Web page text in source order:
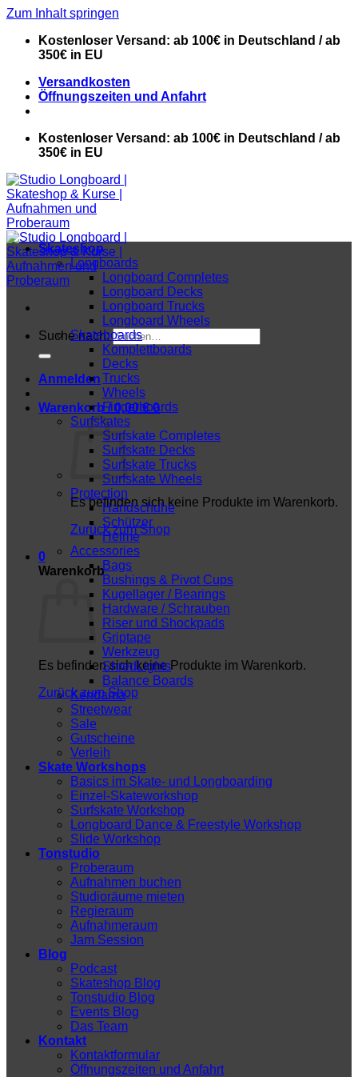
Zum Inhalt springen
Kostenloser Versand: ab 100€ in Deutschland / ab
350€ in EU
Versandkosten
Öffnungszeiten und Anfahrt
Kostenloser Versand: ab 100€ in Deutschland / ab
350€ in EU
Suche nach:
Anmelden
Warenkorb /0,00€ 0
Es befinden sich keine Produkte im Warenkorb.
Zurück zum Shop
0
Warenkorb
Es befinden sich keine Produkte im Warenkorb.
Zurück zum Shop
Skateshop
Longboards
Longboard Completes
Longboard Decks
Longboard Trucks
Longboard Wheels
Skateboards
Komplettboards
Decks
Trucks
Wheels
Fingerboards
Surfskates
Surfskate Completes
Surfskate Decks
Surfskate Trucks
Surfskate Wheels
Protection
Handschuhe
Schützer
Helme
Accessories
Bags
Bushings & Pivot Cups
Kugellager / Bearings
Hardware / Schrauben
Riser und Shockpads
Griptape
Werkzeug
ShredLights
Balance Boards
Kendama
Streetwear
Sale
Gutscheine
Verleih
Skate Workshops
Basics im Skate- und Longboarding
Einzel-Skateworkshop
Surfskate Workshop
Longboard Dance & Freestyle Workshop
Slide Workshop
Tonstudio
Proberaum
Aufnahmen buchen
Studioräume mieten
Regieraum
Aufnahmeraum
Jam Session
Blog
Podcast
Skateshop Blog
Tonstudio Blog
Events Blog
Das Team
Kontakt
Kontaktformular
Öffnungszeiten und Anfahrt